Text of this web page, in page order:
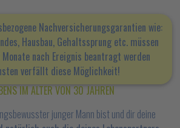
Nachversicherungsgarantien wie:
Hausbau, Gehaltssprung etc. müssen
nach Ereignis beantragt werden
verfällt diese Möglichkeit!
IM ALTER VON 30 JAHREN
junger Mann bist und dir deine